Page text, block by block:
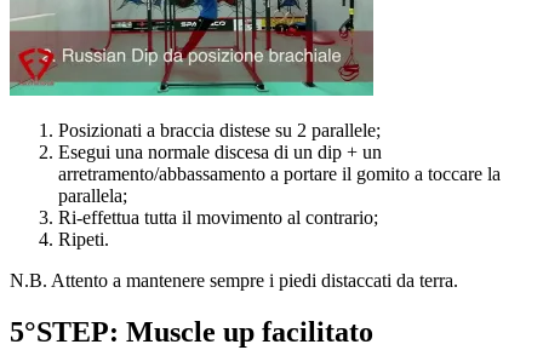
Posizionati a braccia distese su 2 parallele;
Esegui una normale discesa di un dip + un
arretramento/abbassamento a portare il gomito a toccare la
parallela;
Ri-effettua tutta il movimento al contrario;
Ripeti.
N.B. Attento a mantenere sempre i piedi distaccati da terra.
5°STEP: Muscle up facilitato